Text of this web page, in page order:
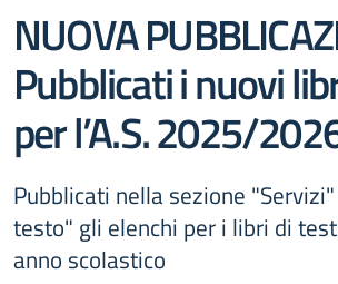
NUOVA
Pubblicati i nuovi
per l’A.S. 2025/
Pubblicati nella sezione
testo" gli elenchi per i libri di
anno scolastico